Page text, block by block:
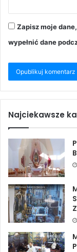
Zapisz moje
wypełnić dane
Najciekawsze